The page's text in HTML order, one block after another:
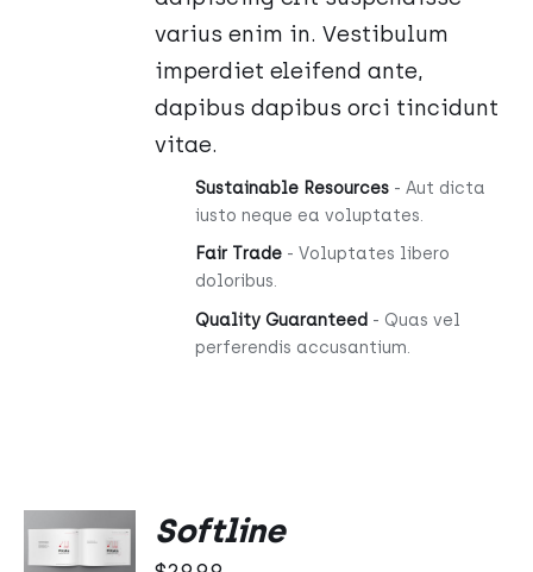
varius enim in. Vestibulum
imperdiet eleifend ante,
dapibus dapibus orci tincidunt
vitae.
Sustainable Resources- Aut dicta
iusto neque ea voluptates.
Fair Trade- Voluptates libero
doloribus.
Quality Guaranteed - Quas vel
perferendis accusantium.
DO
KOSZYKA
Softline